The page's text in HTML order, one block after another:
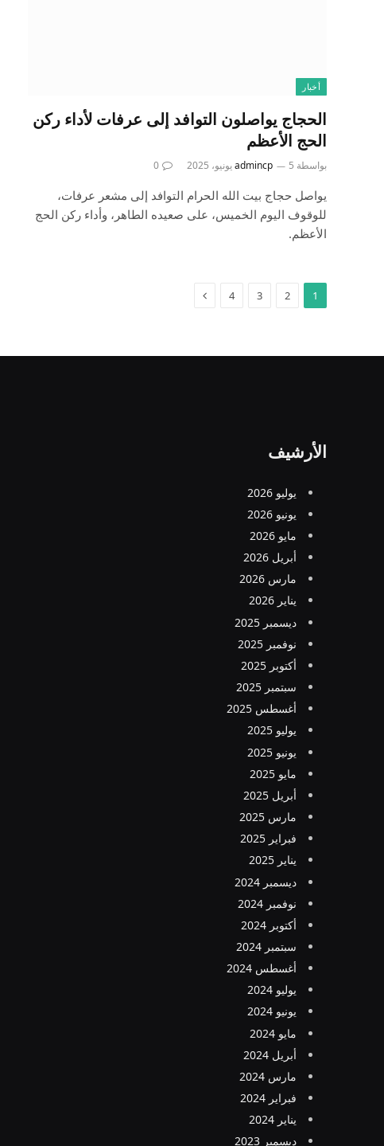
أخبار
الحجاج يواصلون التوافد إلى عرفات لأداء ركن
الحج الأعظم
بواسطة admincp 5 يونيو، 2025 0
يواصل حجاج بيت الله الحرام التوافد إلى مشعر عرفات،
للوقوف اليوم الخميس، على صعيده الطاهر، وأداء ركن الحج
الأعظم.
1
2
3
4 التالي
الأرشيف
يوليو 2026
يونيو 2026
مايو 2026
أبريل 2026
مارس 2026
يناير 2026
ديسمبر 2025
نوفمبر 2025
أكتوبر 2025
سبتمبر 2025
أغسطس 2025
يوليو 2025
يونيو 2025
مايو 2025
أبريل 2025
مارس 2025
فبراير 2025
يناير 2025
ديسمبر 2024
نوفمبر 2024
أكتوبر 2024
سبتمبر 2024
أغسطس 2024
يوليو 2024
يونيو 2024
مايو 2024
أبريل 2024
مارس 2024
فبراير 2024
يناير 2024
ديسمبر 2023